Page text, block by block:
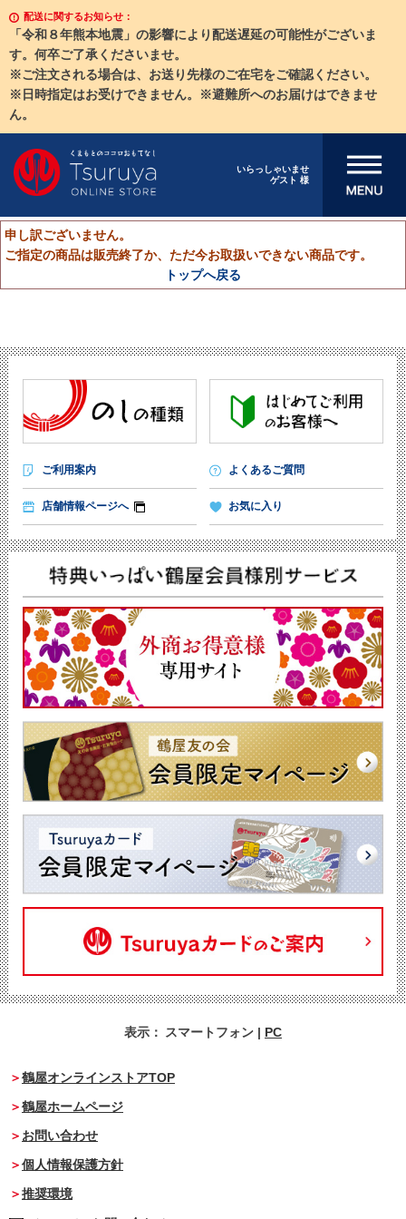
配送に関するお知らせ：
「令和８年熊本地震」の影響により配送遅延の可能性がございま
す。何卒ご了承くださいませ。
※ご注文される場合は、お送り先様のご在宅をご確認ください。
※日時指定はお受けできません。※避難所へのお届けはできませ
ん。
いらっしゃいませ
ゲスト 様
メニューを開
申し訳ございません。
ご指定の商品は販売終了か、ただ今お取扱いできない商品です。
トップへ戻る
ご利用案内 よくあるご質問
店舗情報ページへ お気に入り
表示： スマートフォン | PC
鶴屋オンラインストアTOP
鶴屋ホームページ
お問い合わせ
個人情報保護方針
推奨環境